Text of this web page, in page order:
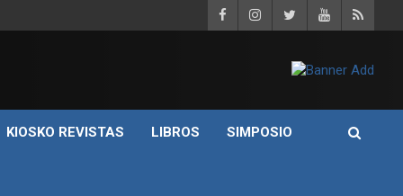
KIOSKO REVISTAS LIBROS SIMPOSIO